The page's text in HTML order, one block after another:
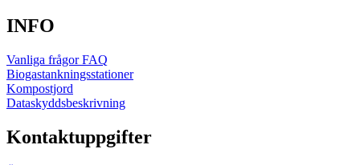
INFO
Vanliga frågor FAQ
Biogastankningsstationer
Kompostjord
Dataskyddsbeskrivning
Kontaktuppgifter